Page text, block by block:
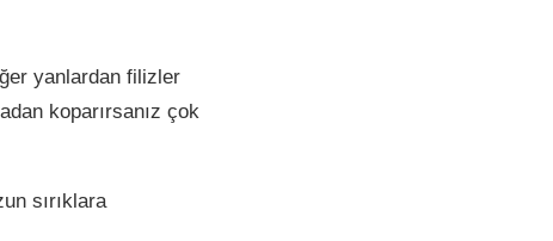
yanlardan filizler
koparırsanız çok
sırıklara